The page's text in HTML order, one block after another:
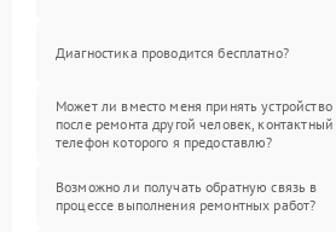
Диагностика проводится бесплатно?
Может ли вместо меня принять устройство
после ремонта другой человек, контактный
телефон которого я предоставлю?
Возможно ли получать обратную связь в
процессе выполнения ремонтных работ?